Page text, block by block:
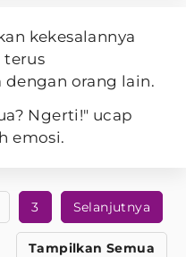
kekesalannya
terus
orang lain.
Ngerti!" ucap
emosi.
3 Selanjutnya
Tampilkan Semua